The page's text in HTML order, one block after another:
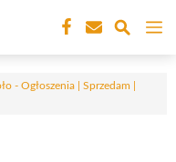
- Ogłoszenia | Sprzedam |